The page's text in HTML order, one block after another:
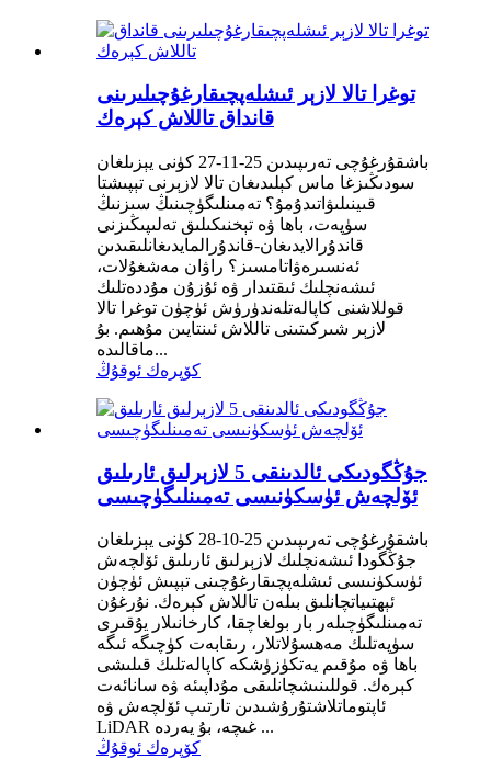
توغرا تالا لازېر ئىشلەپچىقارغۇچىلىرىنى
قانداق تاللاش كېرەك
باشقۇرغۇچى تەرىپىدىن 25-11-27 كۈنى يېزىلغان
سودىڭىزغا ماس كېلىدىغان تالا لازېرنى تېپىشتا
قىينىلىۋاتىدۇمۇ؟ تەمىنلىگۈچىنىڭ سىزنىڭ
سۈپەت، باھا ۋە تېخنىكىلىق تەلىپىڭىزنى
قاندۇرالايدىغان-قاندۇرالمايدىغانلىقىدىن
ئەنسىرەۋاتامسىز؟ راۋان مەشغۇلات،
ئىشەنچلىك ئىقتىدار ۋە ئۇزۇن مۇددەتلىك
قوللاشنى كاپالەتلەندۈرۈش ئۈچۈن توغرا تالا
لازېر شىركىتىنى تاللاش ئىنتايىن مۇھىم. بۇ
ماقالىدە...
كۆپرەك ئوقۇڭ
جۇڭگودىكى ئالدىنقى 5 لازېرلىق ئارىلىق
ئۆلچەش ئۈسكۈنىسى تەمىنلىگۈچىسى
باشقۇرغۇچى تەرىپىدىن 25-10-28 كۈنى يېزىلغان
جۇڭگودا ئىشەنچلىك لازېرلىق ئارىلىق ئۆلچەش
ئۈسكۈنىسى ئىشلەپچىقارغۇچىنى تېپىش ئۈچۈن
ئېھتىياتچانلىق بىلەن تاللاش كېرەك. نۇرغۇن
تەمىنلىگۈچىلەر بار بولغاچقا، كارخانىلار يۇقىرى
سۈپەتلىك مەھسۇلاتلار، رىقابەت كۈچىگە ئىگە
باھا ۋە مۇقىم يەتكۈزۈشكە كاپالەتلىك قىلىشى
كېرەك. قوللىنىشچانلىقى مۇداپىئە ۋە سانائەت
ئاپتوماتلاشتۇرۇشىدىن تارتىپ ئۆلچەش ۋە
LiDAR غىچە، بۇ يەردە ...
كۆپرەك ئوقۇڭ